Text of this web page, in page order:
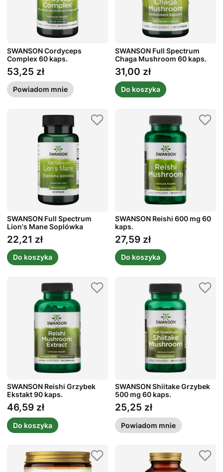
SWANSON Cordyceps
Complex 60 kaps.
Cena
53,25 zł
Powiadom mnie
SWANSON Full Spectrum
Chaga Mushroom 60 kaps.
Cena
31,00 zł
Do koszyka
SWANSON Full Spectrum
Lion's Mane Soplówka
Jeżowata 60 kaps.
Cena
22,21 zł
Do koszyka
SWANSON Reishi 600 mg 60
kaps.
Cena
27,59 zł
Do koszyka
SWANSON Reishi Grzybek
Ekstakt 90 kaps.
Cena
46,59 zł
Do koszyka
SWANSON Shiitake Grzybek
500 mg 60 kaps.
Cena
25,25 zł
Powiadom mnie